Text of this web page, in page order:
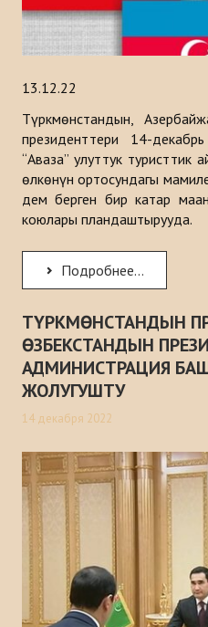
13.12.22
Түркмөнстандын,
президенттери 14-
“Аваза” улуттук туристтик
өлкөнүн ортосундагы
дем берген бир катар
коюлары пландаштырууда.
Подробнее...
ТҮРКМӨНСТАНДЫН
ӨЗБЕКСТАНДЫН
АДМИНИСТРАЦИЯ
ЖОЛУГУШТУ
14 декабря 2022